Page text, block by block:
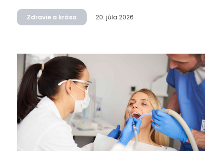
Zdravie a krása 20. júla 2026